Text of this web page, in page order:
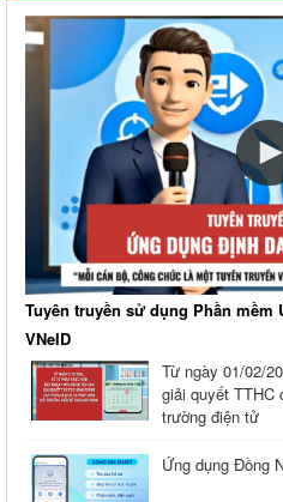
Tuyên truyền sử dụng Phần
VNeID
Từ ngày 01/02/
giải quyết TTHC
trường điện tử
Ứng dụng Đồng